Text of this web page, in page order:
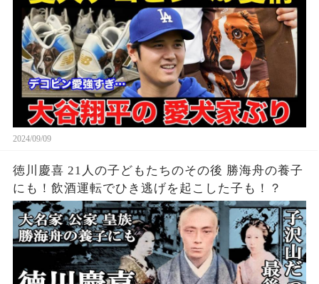
2024/09/09
徳川慶喜 21人の子どもたちのその後 勝海舟の養子
にも！飲酒運転でひき逃げを起こした子も！？